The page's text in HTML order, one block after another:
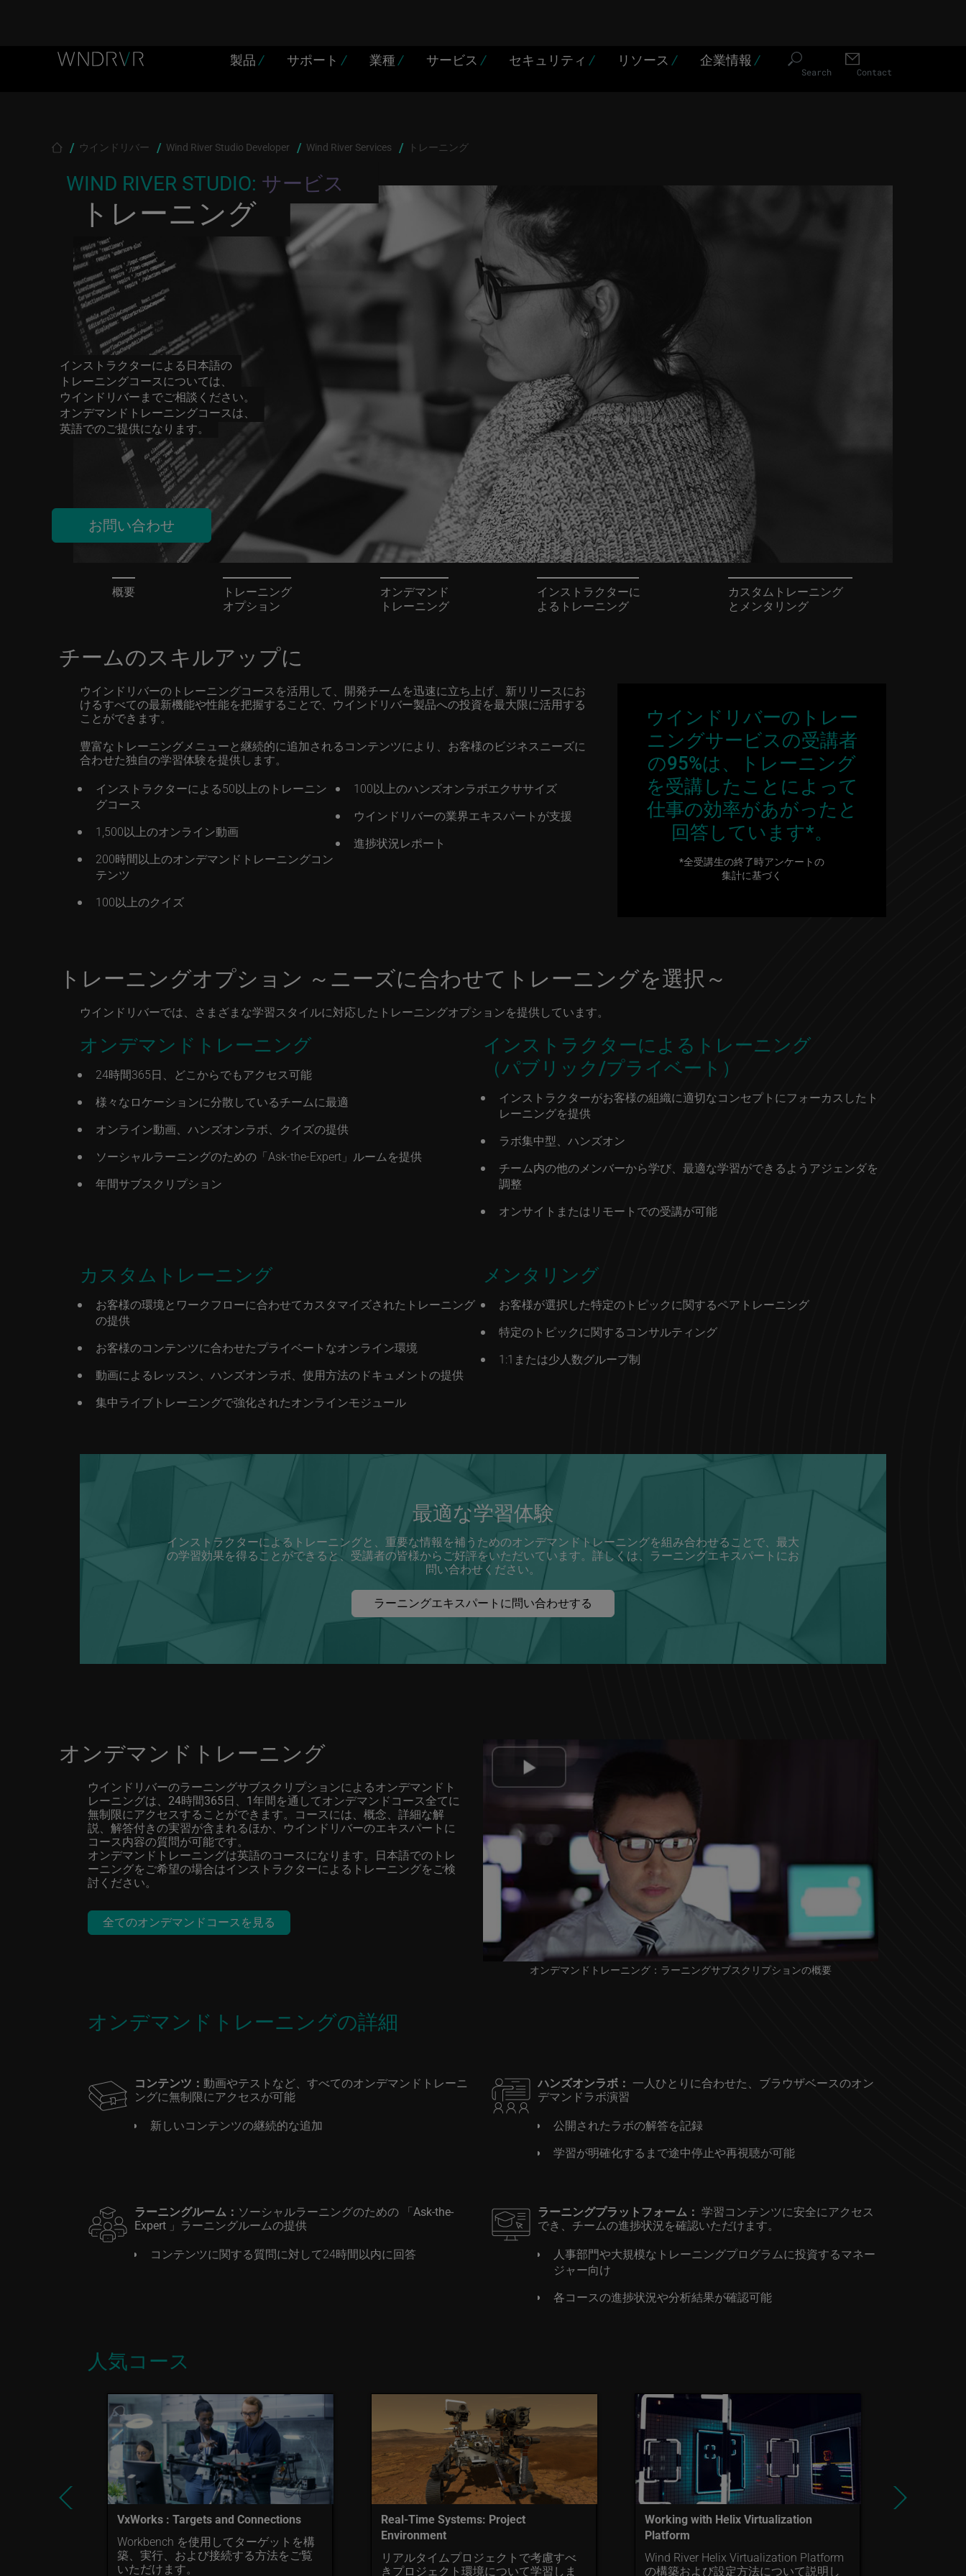
Skip to main content
Header Menu JP 製品 / サポート / 業種 / サービス / セキュリティ / リソース / 企業情報 /
Search Contact
Breadcrumb
ウインドリバー Wind River Studio Developer Wind River Services トレーニング
WIND RIVER STUDIO: サービス
トレーニング
インストラクターによる日本語の
トレーニングコースについては、
ウインドリバーまでご相談ください。
オンデマンドトレーニングコースは、
英語でのご提供になります。
お問い合わせ
概要
トレーニング
オプション
オンデマンド
トレーニング
インストラクターに
よるトレーニング
カスタムトレーニング
とメンタリング
チームのスキルアップに
ウインドリバーのトレーニングコースを活用して、開発チームを迅速に立ち上げ、新リリースにお
けるすべての最新機能や性能を把握することで、ウインドリバー製品への投資を最大限に活用する
ことができます。
豊富なトレーニングメニューと継続的に追加されるコンテンツにより、お客様のビジネスニーズに
合わせた独自の学習体験を提供します。
インストラクターによる50以上のトレーニン
グコース
1,500以上のオンライン動画
200時間以上のオンデマンドトレーニングコン
テンツ
100以上のクイズ
100以上のハンズオンラボエクササイズ
ウインドリバーの業界エキスパートが支援
進捗状況レポート
ウインドリバーのトレー
ニングサービスの受講者
の95%は、トレーニング
を受講したことによって
仕事の効率があがったと
回答しています*。
*全受講生の終了時アンケートの
集計に基づく
トレーニングオプション ～ニーズに合わせてトレーニングを選択～
ウインドリバーでは、さまざまな学習スタイルに対応したトレーニングオプションを提供しています。
オンデマンドトレーニング
24時間365日、どこからでもアクセス可能
様々なロケーションに分散しているチームに最適
オンライン動画、ハンズオンラボ、クイズの提供
ソーシャルラーニングのための「Ask-the-Expert」ルームを提供
年間サブスクリプション
インストラクターによるトレーニング
（パブリック/プライベート）
インストラクターがお客様の組織に適切なコンセプトにフォーカスしたト
レーニングを提供
ラボ集中型、ハンズオン
チーム内の他のメンバーから学び、最適な学習ができるようアジェンダを
調整
オンサイトまたはリモートでの受講が可能
カスタムトレーニング
お客様の環境とワークフローに合わせてカスタマイズされたトレーニング
の提供
お客様のコンテンツに合わせたプライベートなオンライン環境
動画によるレッスン、ハンズオンラボ、使用方法のドキュメントの提供
集中ライブトレーニングで強化されたオンラインモジュール
メンタリング
お客様が選択した特定のトピックに関するペアトレーニング
特定のトピックに関するコンサルティング
1:1または少人数グループ制
最適な学習体験
インストラクターによるトレーニングと、重要な情報を補うためのオンデマンドトレーニングを組み合わせることで、最大
の学習効果を得ることができると、受講者の皆様からご好評をいただいています。詳しくは、ラーニングエキスパートにお
問い合わせください。
ラーニングエキスパートに問い合わせする
オンデマンドトレーニング
ウインドリバーのラーニングサブスクリプションによるオンデマンドト
レーニングは、24時間365日、1年間を通してオンデマンドコース全てに
無制限にアクセスすることができます。コースには、概念、詳細な解
説、解答付きの実習が含まれるほか、ウインドリバーのエキスパートに
コース内容の質問が可能です。
オンデマンドトレーニングは英語のコースになります。日本語でのトレ
ーニングをご希望の場合はインストラクターによるトレーニングをご検
討ください。
全てのオンデマンドコースを見る
オンデマンドトレーニング：ラーニングサブスクリプションの概要
オンデマンドトレーニングの詳細
コンテンツ： 動画やテストなど、すべてのオンデマンドトレーニ
ングに無制限にアクセスが可能
新しいコンテンツの継続的な追加
ハンズオンラボ： 一人ひとりに合わせた、ブラウザベースのオン
デマンドラボ演習
公開されたラボの解答を記録
学習が明確化するまで途中停止や再視聴が可能
ラーニングルーム： ソーシャルラーニングのための 「Ask-the-
Expert 」ラーニングルームの提供
コンテンツに関する質問に対して24時間以内に回答
ラーニングプラットフォーム： 学習コンテンツに安全にアクセス
でき、チームの進捗状況を確認いただけます。
人事部門や大規模なトレーニングプログラムに投資するマネー
ジャー向け
各コースの進捗状況や分析結果が確認可能
人気コース
VxWorks : Targets and Connections
Workbench を使用してターゲットを構
築、実行、および接続する方法をご覧
いただけます。
Real-Time Systems: Project
Environment
リアルタイムプロジェクトで考慮すべ
きプロジェクト環境について学習しま
Working with Helix Virtualization
Platform
Wind River Helix Virtualization Platform
の構築および設定方法について説明し